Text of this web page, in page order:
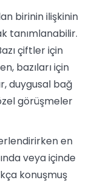
birinin ilişkinin
tanımlanabilir.
çiftler için
bazıları için
duygusal bağ
görüşmeler
en
veya içinde
konuşmuş